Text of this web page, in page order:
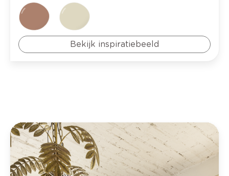
Bekijk inspiratiebeeld